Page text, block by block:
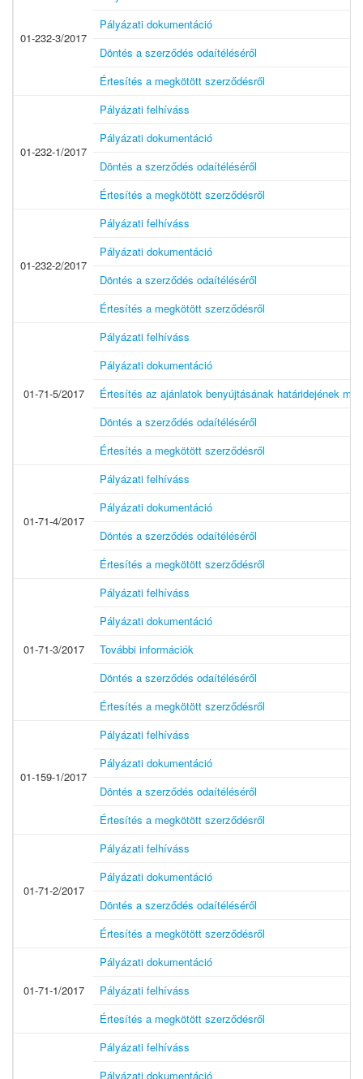
01-232-3/2017
Pályázati dokumentáció
Döntés a szerződés odaítéléséről
Értesítés a megkötött szerződésről
01-232-1/2017
Pályázati felhíváss
Pályázati dokumentáció
Döntés a szerződés odaítéléséről
Értesítés a megkötött szerződésről
01-232-2/2017
Pályázati felhíváss
Pályázati dokumentáció
Döntés a szerződés odaítéléséről
Értesítés a megkötött szerződésről
01-71-5/2017
Pályázati felhíváss
Pályázati dokumentáció
Értesítés az ajánlatok benyújtásának határidejének
Döntés a szerződés odaítéléséről
Értesítés a megkötött szerződésről
01-71-4/2017
Pályázati felhíváss
Pályázati dokumentáció
Döntés a szerződés odaítéléséről
Értesítés a megkötött szerződésről
01-71-3/2017
Pályázati felhíváss
Pályázati dokumentáció
További információk
Döntés a szerződés odaítéléséről
Értesítés a megkötött szerződésről
01-159-1/2017
Pályázati felhíváss
Pályázati dokumentáció
Döntés a szerződés odaítéléséről
Értesítés a megkötött szerződésről
01-71-2/2017
Pályázati felhíváss
Pályázati dokumentáció
Döntés a szerződés odaítéléséről
Értesítés a megkötött szerződésről
01-71-1/2017
Pályázati dokumentáció
Pályázati felhíváss
Értesítés a megkötött szerződésről
Pályázati felhíváss
Pályázati dokumentáció